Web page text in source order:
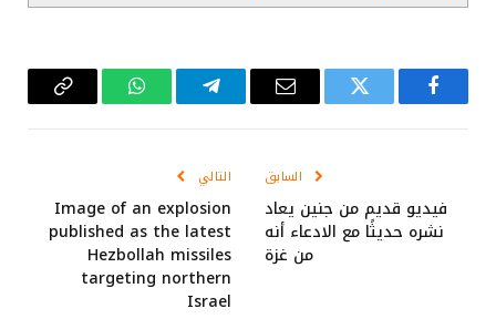
فيسبوك تويتر
البريد
تيلقرام واتساب Copy
السابق
فيديو قديم من جنين يعاد
نشره حديثًا مع الادعاء أنه
من غزة
التالي
Image of an explosion
published as the latest
Hezbollah missiles
targeting northern
Israel